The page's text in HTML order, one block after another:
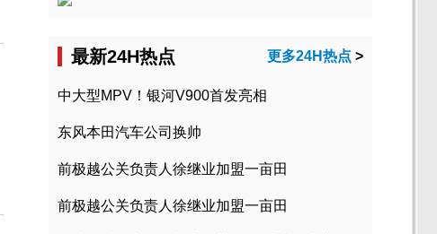
最新24H热点 更多24H热点 >
中大型MPV！银河V900首发亮相
东风本田汽车公司换帅
前极越公关负责人徐继业加盟一亩田
前极越公关负责人徐继业加盟一亩田